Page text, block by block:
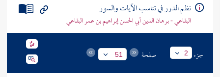
نظم الدرر في تناسب الآيات والسور
البقاعي - برهان الدين أبي الحسن إبراهيم بن عمر البقاعي
جزء 2 صفحة 51